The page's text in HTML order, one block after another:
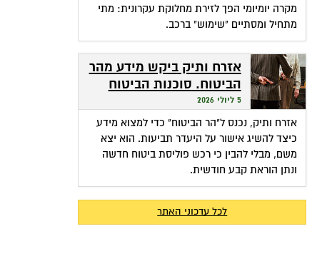
מקרה יומיומי הפך לזירת מחלוקת עקרונית: מתי
מתחיל ומסתיים "שימוש" ברכב.
אזרח ותיק ביקש מידע מהר
הביטוח. סוכנות הביטוח
גבתה מחשבונו פרמיות
5 ליולי 2026
אזרח ותיק, נכנס ל"הר הביטוח" כדי למצוא מידע
כיצד להשיג אישור על היעדר תביעות. הוא יצא
משם, מבלי להבין כי רכש פוליסת ביטוח חדשה
ונתן הוראת קבע חודשית.
לכל עדכוני האתר